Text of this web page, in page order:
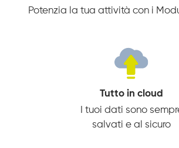
Potenzia la tua attività con i
Tutto in cloud
I tuoi dati sono
salvati e al sicuro